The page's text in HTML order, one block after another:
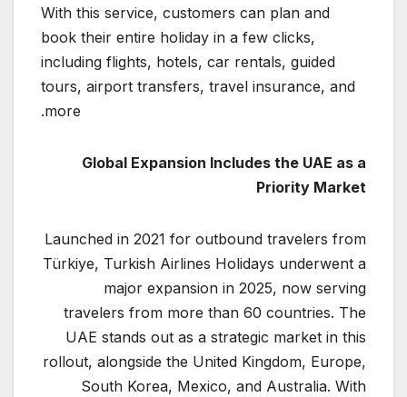
With this service, customers can plan and
book their entire holiday in a few clicks,
including flights, hotels, car rentals, guided
tours, airport transfers, travel insurance, and
more.
Global Expansion Includes the UAE as a
Priority Market
Launched in 2021 for outbound travelers from
Türkiye, Turkish Airlines Holidays underwent a
major expansion in 2025, now serving
travelers from more than 60 countries. The
UAE stands out as a strategic market in this
rollout, alongside the United Kingdom, Europe,
South Korea, Mexico, and Australia. With